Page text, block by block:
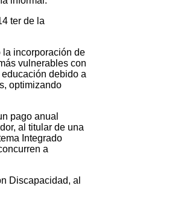
ter de la
la incorporación de
vulnerables con
debido a
optimizando
pago anual
al titular de una
Integrado
a
Discapacidad, al